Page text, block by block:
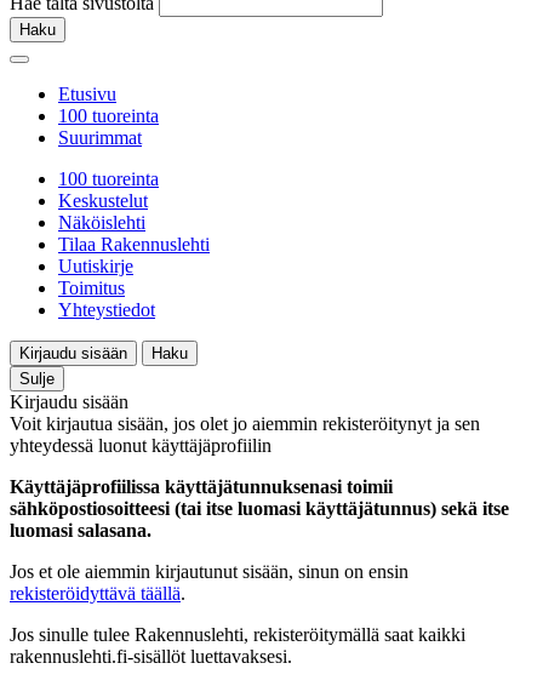
Haku
Etusivu
100 tuoreinta
Suurimmat
100 tuoreinta
Keskustelut
Näköislehti
Tilaa Rakennuslehti
Uutiskirje
Toimitus
Yhteystiedot
Kirjaudu sisään
Haku
Sulje
Kirjaudu sisään
Voit kirjautua sisään, jos olet jo aiemmin rekisteröitynyt ja sen
yhteydessä luonut käyttäjäprofiilin
Käyttäjäprofiilissa käyttäjätunnuksenasi toimii
sähköpostiosoitteesi (tai itse luomasi käyttäjätunnus) sekä itse
luomasi salasana.
Jos et ole aiemmin kirjautunut sisään, sinun on ensin
rekisteröidyttävä täällä.
Jos sinulle tulee Rakennuslehti, rekisteröitymällä saat kaikki
rakennuslehti.fi-sisällöt luettavaksesi.